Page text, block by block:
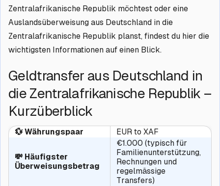
Zentralafrikanische Republik möchtest oder eine
Auslandsüberweisung aus Deutschland in die
Zentralafrikanische Republik planst, findest du hier die
wichtigsten Informationen auf einen Blick.
Geldtransfer aus Deutschland in
die Zentralafrikanische Republik –
Kurzüberblick
💱 Währungspaar EUR to XAF
💸 Häufigster
Überweisungsbetrag
€1.000 (typisch für
Familienunterstützung,
Rechnungen und
regelmässige
Transfers)